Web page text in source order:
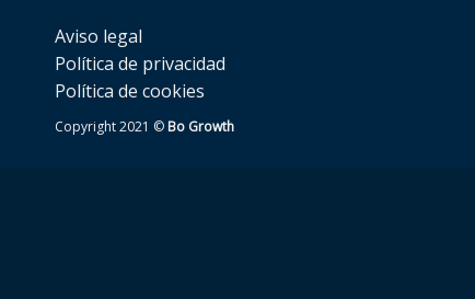
Aviso legal
Política de privacidad
Política de cookies
Copyright 2021 © Bo Growth